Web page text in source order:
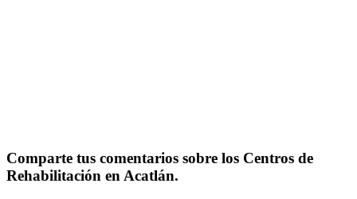
Comparte tus comentarios sobre los Centros de
Rehabilitación en Acatlán.